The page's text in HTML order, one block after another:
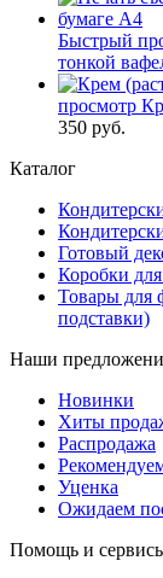
Быстрый
тонкой
просмотр
350 руб.
Каталог
Готовый
Коробки
Товары для
подставки)
Наши
Новинки
Хиты
Распродажа
Уценка
Ожидаем
Помощь и